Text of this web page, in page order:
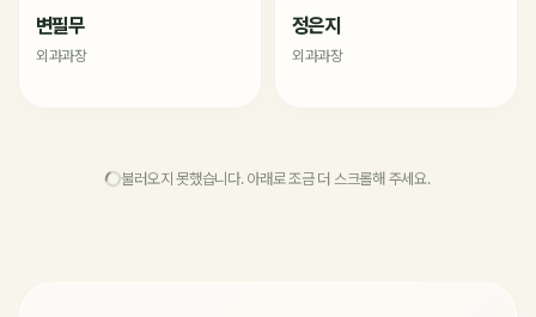
변필무
외과과장
정은지
외과과장
불러오지 못했습니다. 아래로 조금 더 스크롤해 주세요.